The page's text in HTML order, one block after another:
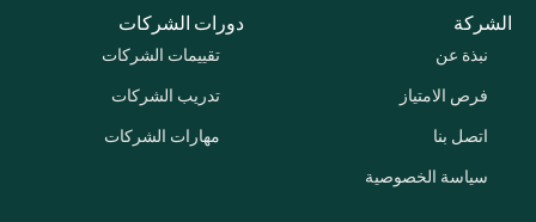
الشركة
نبذة عن
فرص الامتياز
اتصل بنا
سياسة الخصوصية
دورات الشركات
تقييمات الشركات
تدريب الشركات
مهارات الشركات